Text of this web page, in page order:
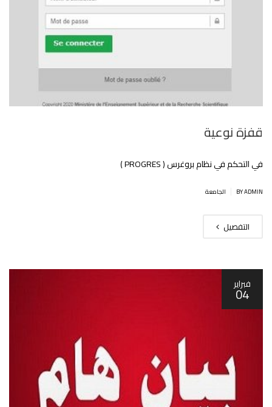
قفزة نوعية
في التحكم في نظام بروغرس ( PROGRES )
BY ADMIN الجامعة
التفصيل
فبراير
04